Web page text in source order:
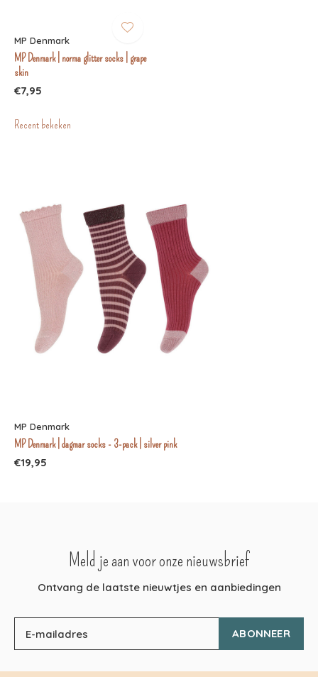
MP Denmark
MP Denmark | norma glitter socks | grape
skin
€7,95
Recent bekeken
MP Denmark
MP Denmark | dagmar socks - 3-pack | silver pink
€19,95
Meld je aan voor onze nieuwsbrief
Ontvang de laatste nieuwtjes en aanbiedingen
ABONNEER